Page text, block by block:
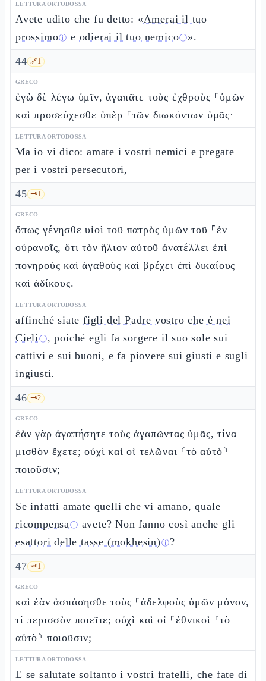
LETTURA ORTODOSSA
Avete udito che fu detto: «Amerai il tuo
prossimoⓘ e odierai il tuo nemicoⓘ».
44 🔗1
GRECO
ἐγὼ δὲ λέγω ὑμῖν, ἀγαπᾶτε τοὺς ἐχθροὺς ⸀ὑμῶν
καὶ προσεύχεσθε ὑπὲρ ⸀τῶν διωκόντων ὑμᾶς·
LETTURA ORTODOSSA
Ma io vi dico: amate i vostri nemici e pregate
per i vostri persecutori,
45 🗝️1
GRECO
ὅπως γένησθε υἱοὶ τοῦ πατρὸς ὑμῶν τοῦ ⸀ἐν
οὐρανοῖς, ὅτι τὸν ἥλιον αὐτοῦ ἀνατέλλει ἐπὶ
πονηροὺς καὶ ἀγαθοὺς καὶ βρέχει ἐπὶ δικαίους
καὶ ἀδίκους.
LETTURA ORTODOSSA
affinché siatefigli del Padre vostro che è nei
Cieliⓘ, poiché egli fa sorgere il suo sole sui
cattivi e sui buoni, e fa piovere sui giusti e sugli
ingiusti.
46 🗝️2
GRECO
ἐὰν γὰρ ἀγαπήσητε τοὺς ἀγαπῶντας ὑμᾶς, τίνα
μισθὸν ἔχετε; οὐχὶ καὶ οἱ τελῶναι ⸂τὸ αὐτὸ⸃
ποιοῦσιν;
LETTURA ORTODOSSA
Se infatti amate quelli che vi amano, quale
ricompensaⓘ avete? Non fanno così anche gli
esattori delle tasse (mokhesin)ⓘ?
47 🗝️1
GRECO
καὶ ἐὰν ἀσπάσησθε τοὺς ⸀ἀδελφοὺς ὑμῶν μόνον,
τί περισσὸν ποιεῖτε; οὐχὶ καὶ οἱ ⸀ἐθνικοὶ ⸂τὸ
αὐτὸ⸃ ποιοῦσιν;
LETTURA ORTODOSSA
E se salutate soltanto i vostri fratelli, che fate di